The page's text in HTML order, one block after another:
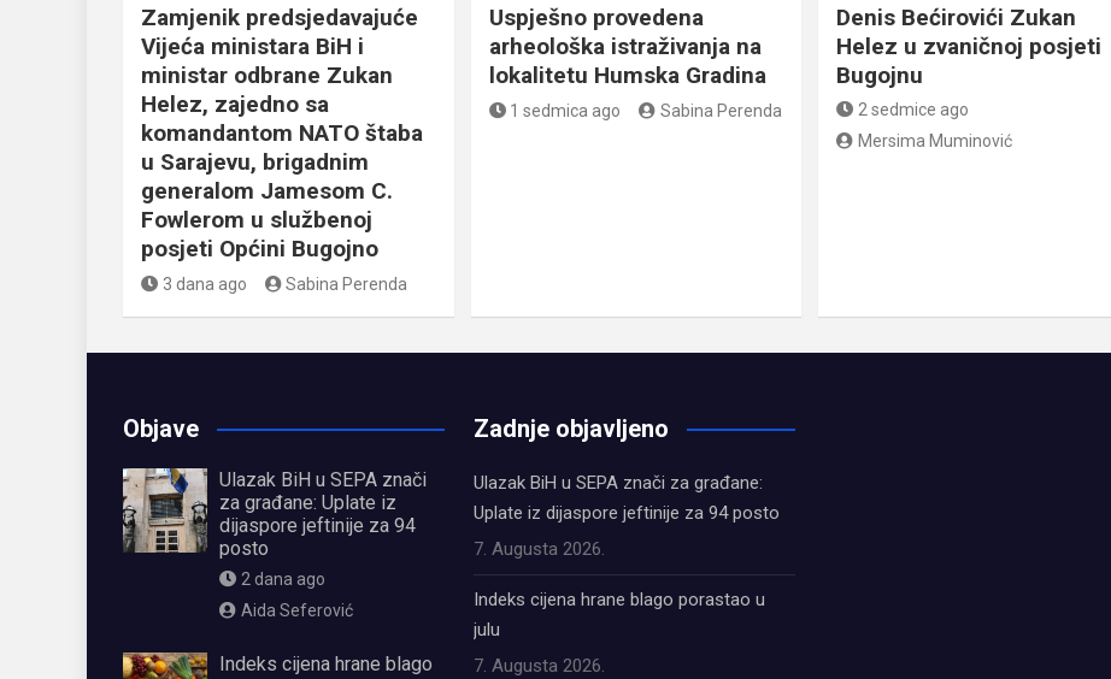
Zamjenik predsjedavajuće
Vijeća ministara BiH i
ministar odbrane Zukan
Helez, zajedno sa
komandantom NATO štaba
u Sarajevu, brigadnim
generalom Jamesom C.
Fowlerom u službenoj
posjeti Općini Bugojno
3 dana ago Sabina Perenda
Uspješno provedena
arheološka istraživanja na
lokalitetu Humska Gradina
1 sedmica ago Sabina Perenda
Denis Bećirovići Zukan
Helez u zvaničnoj posjeti
Bugojnu
2 sedmice ago
Mersima Muminović
Objave
Ulazak BiH u SEPA znači
za građane: Uplate iz
dijaspore jeftinije za 94
posto
2 dana ago
Aida Seferović
Indeks cijena hrane blago
Zadnje objavljeno
Ulazak BiH u SEPA znači za građane:
Uplate iz dijaspore jeftinije za 94 posto
7. Augusta 2026.
Indeks cijena hrane blago porastao u
julu
7. Augusta 2026.